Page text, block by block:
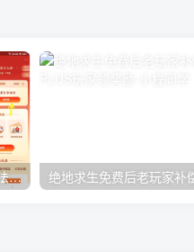
2022年支付宝集五福攻略方法 集福宝 集福神器